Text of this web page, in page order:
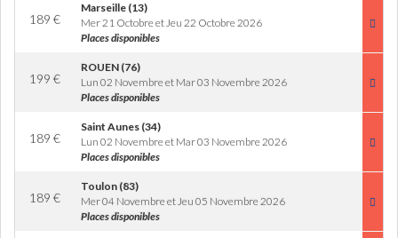
189 €
Marseille (13)
Mer 21 Octobre et Jeu 22 Octobre 2026
Places disponibles
199 €
ROUEN (76)
Lun 02 Novembre et Mar 03 Novembre 2026
Places disponibles
189 €
Saint Aunes (34)
Lun 02 Novembre et Mar 03 Novembre 2026
Places disponibles
189 €
Toulon (83)
Mer 04 Novembre et Jeu 05 Novembre 2026
Places disponibles